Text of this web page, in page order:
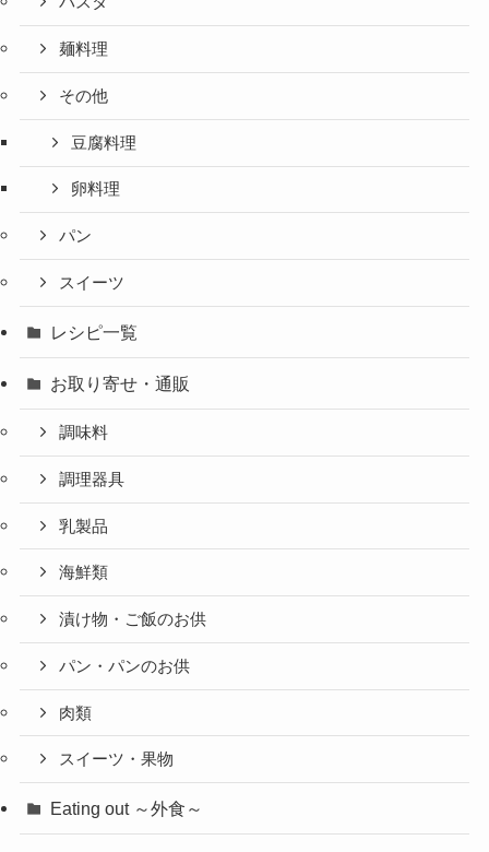
麺料理
その他
豆腐料理
卵料理
パン
スイーツ
レシピ一覧
お取り寄せ・通販
調味料
調理器具
乳製品
海鮮類
漬け物・ご飯のお供
パン・パンのお供
肉類
スイーツ・果物
Eating out ～外食～